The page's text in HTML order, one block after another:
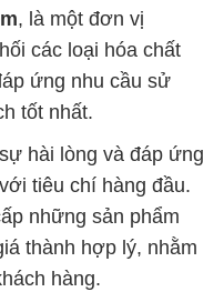
, là một đơn vị
các loại hóa chất
ứng nhu cầu sử
tốt nhất.
hài lòng và đáp ứng
tiêu chí hàng đầu.
những sản phẩm
thành hợp lý, nhằm
hàng.